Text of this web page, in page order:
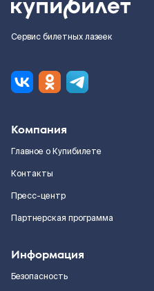
Сервис билетных лазеек
Компания
Главное о Купибилете
Контакты
Пресс-центр
Партнерская программа
Информация
Безопасность